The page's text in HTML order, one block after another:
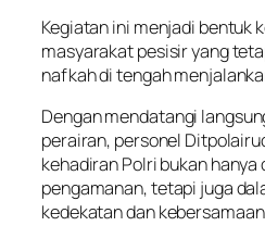
Kegiatan ini menjadi bentuk
masyarakat pesisir yang
nafkah di tengah
Dengan mendatangi
perairan, personel
kehadiran Polri bukan hanya
pengamanan, tetapi juga
kedekatan dan